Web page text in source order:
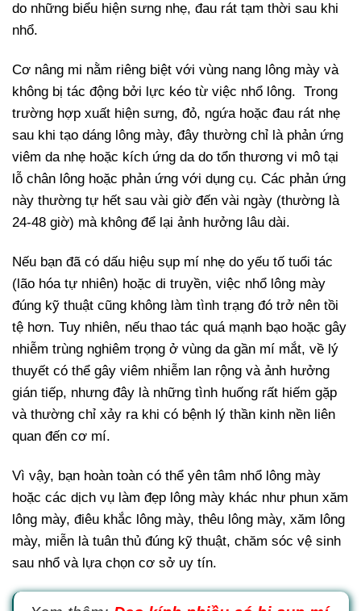
do những biểu hiện sưng nhẹ, đau rát tạm thời sau khi
nhổ.
Cơ nâng mi nằm riêng biệt với vùng nang lông mày và
không bị tác động bởi lực kéo từ việc nhổ lông. Trong
trường hợp xuất hiện sưng, đỏ, ngứa hoặc đau rát nhẹ
sau khi tạo dáng lông mày, đây thường chỉ là phản ứng
viêm da nhẹ hoặc kích ứng da do tổn thương vi mô tại
lỗ chân lông hoặc phản ứng với dụng cụ. Các phản ứng
này thường tự hết sau vài giờ đến vài ngày (thường là
24-48 giờ) mà không để lại ảnh hưởng lâu dài.
Nếu bạn đã có dấu hiệu sụp mí nhẹ do yếu tố tuổi tác
(lão hóa tự nhiên) hoặc di truyền, việc nhổ lông mày
đúng kỹ thuật cũng không làm tình trạng đó trở nên tồi
tệ hơn. Tuy nhiên, nếu thao tác quá mạnh bạo hoặc gây
nhiễm trùng nghiêm trọng ở vùng da gần mí mắt, về lý
thuyết có thể gây viêm nhiễm lan rộng và ảnh hưởng
gián tiếp, nhưng đây là những tình huống rất hiếm gặp
và thường chỉ xảy ra khi có bệnh lý thần kinh nền liên
quan đến cơ mí.
Vì vậy, bạn hoàn toàn có thể yên tâm nhổ lông mày
hoặc các dịch vụ làm đẹp lông mày khác như phun xăm
lông mày, điêu khắc lông mày, thêu lông mày, xăm lông
mày, miễn là tuân thủ đúng kỹ thuật, chăm sóc vệ sinh
sau nhổ và lựa chọn cơ sở uy tín.